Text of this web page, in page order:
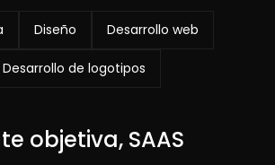
Diseño Desarrollo web
Desarrollo de logotipos
objetiva, SAAS